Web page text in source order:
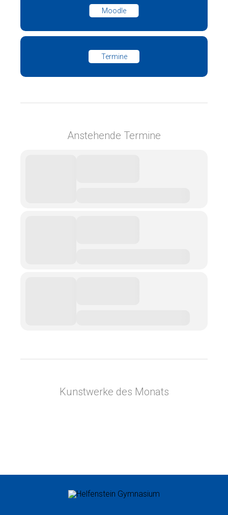
Moodle
Termine
Anstehende Termine
Kunstwerke des Monats